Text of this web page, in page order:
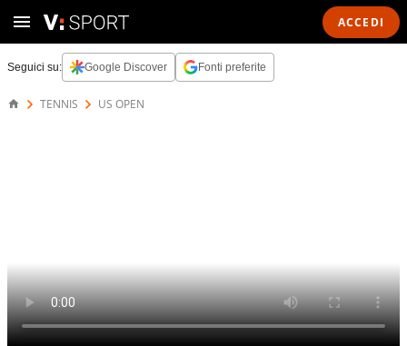
ACCEDI
Seguici su: Google Discover Fonti preferite
TENNIS US OPEN